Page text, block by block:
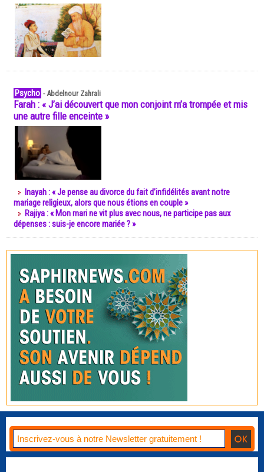
Psycho -Abdelnour Zahrali
Farah : « J’ai découvert que mon conjoint m’a trompée et mis
une autre fille enceinte »
Inayah : « Je pense au divorce du fait d’infidélités avant notre
mariage religieux, alors que nous étions en couple »
Rajiya : « Mon mari ne vit plus avec nous, ne participe pas aux
dépenses : suis-je encore mariée ? »